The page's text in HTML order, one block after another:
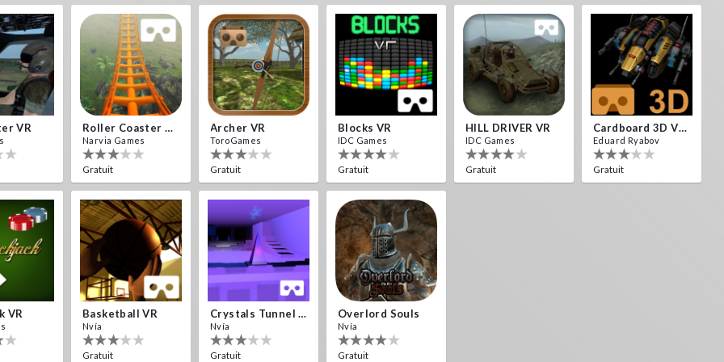
VR Roller Coaster VR
Narvia Games
Gratuit
Archer VR
ToroGames
Gratuit
Blocks VR
IDC Games
Gratuit
HILL DRIVER VR
IDC Games
Gratuit
Cardboard 3D VR Space FPS Game
Eduard Ryabov
Gratuit
VR Basketball VR
Nvía
Gratuit
Crystals Tunnel VR
Nvía
Gratuit
Overlord Souls
Nvía
Gratuit